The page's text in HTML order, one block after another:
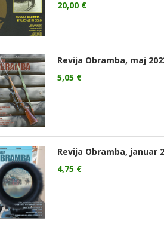
20,00 €
Revija Obramba, maj
5,05 €
Revija Obramba, januar
4,75 €